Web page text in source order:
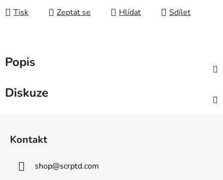
Tisk
Zeptat se Hlídat Sdílet
Popis
Diskuze
Kontakt
shop@scrptd.com